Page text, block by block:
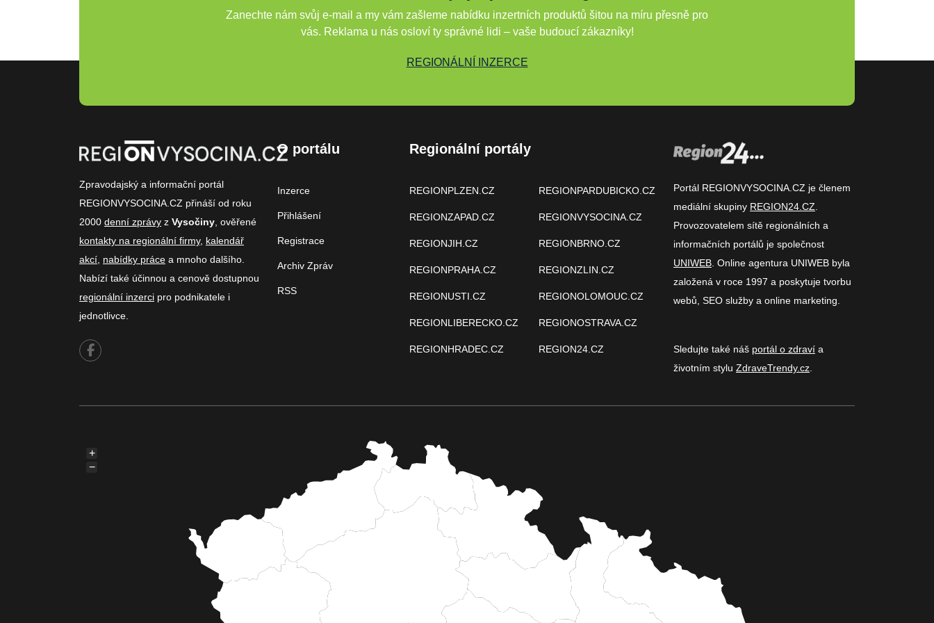
Zanechte nám svůj e-mail a my vám zašleme nabídku inzertních produktů šitou na míru přesně pro
vás. Reklama u nás osloví ty správné lidi – vaše budoucí zákazníky!
REGIONÁLNÍ INZERCE
Zpravodajský a informační portál
REGIONVYSOCINA.CZ přináší od roku
2000 denní zprávy z Vysočiny , ověřené
kontakty na regionální firmy, kalendář
akcí nabídky práce a mnoho dalšího.
Nabízí také účinnou a cenově dostupnou
regionální inzerci pro podnikatele i
jednotlivce.
O portálu
Inzerce
Přihlášení
Registrace
Archiv Zpráv
RSS
Regionální portály
REGIONPLZEN.CZ
REGIONZAPAD.CZ
REGIONJIH.CZ
REGIONPRAHA.CZ
REGIONUSTI.CZ
REGIONLIBERECKO.CZ
REGIONHRADEC.CZ
REGIONPARDUBICKO.CZ
REGIONVYSOCINA.CZ
REGIONBRNO.CZ
REGIONZLIN.CZ
REGIONOLOMOUC.CZ
REGIONOSTRAVA.CZ
REGION24.CZ
Portál REGIONVYSOCINA.CZ je členem
mediální skupiny REGION24.CZ
Provozovatelem sítě regionálních a
informačních portálů je společnost
UNIWEB . Online agentura UNIWEB byla
založená v roce 1997 a poskytuje tvorbu
webů, SEO služby a online marketing.
Sledujte také náš portál o zdraví a
životním stylu ZdraveTrendy.cz
+
−